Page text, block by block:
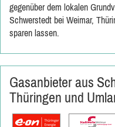
gegenüber dem lokalen
Schwerstedt bei Weimar,
sparen lassen.
Gasanbieter aus
Thüringen und